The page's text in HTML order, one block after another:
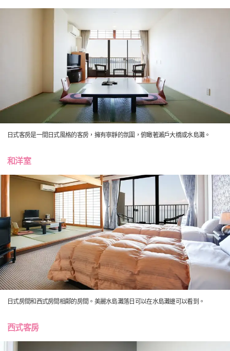
日式客房是一間日式風格的客房，擁有寧靜的氛圍，俯瞰著瀨戶大橋或水島灘。
和洋室
日式房間和西式房間相鄰的房間。美麗水島灘落日可以在水島灘邊可以看到。
西式客房